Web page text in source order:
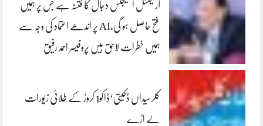
آرٹیفشل انٹلیجنس دجال کا فتنہ ہے جس پر ہمیں
فتح حاصل ہو گی،AI پر اندھے اعتماد کی وجہ سے
ہمیں خطرات لاحق ہیں پروفیسر احمد رفیق
کلرسیداں ڈکیتی‘ڈاکو1 کروڑ کے طلائی زیورات
لے اڑے